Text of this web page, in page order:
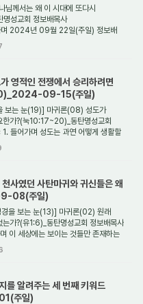
께서는 왜 이 시대에 또다시
성교회 정보배목사
2024년 09월 22일(주일) 정보배
영적인 전쟁에서 승리하려면
09-15(주일)
는 눈(19)] 마귀론(08) 성도가
한가?(눅10:17~20)_동탄명성교회
어가며 성도는 과연 어떻게 생활할
사였던 사탄마귀와 귀신들은 왜
08(주일)
을 보는 눈(13)] 마귀론(02) 원래
가?(유1:6)_동탄명성교회 정보배목사
세상에는 보이는 것들만 존재하는
알려주는 세 번째 키워드
주일)